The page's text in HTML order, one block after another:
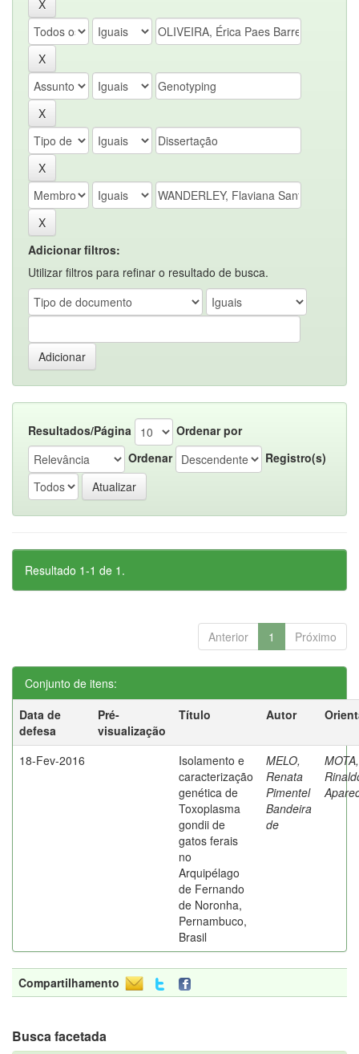
Adicionar filtros:
Utilizar filtros para refinar o resultado de busca.
Resultados/Página
Ordenar por
Ordenar
Registro(s)
Resultado 1-1 de 1.
Anterior 1 Próximo
Conjunto de itens:
Data de
defesa
Pré-
visualização
Título Autor
18-Fev-2016
Isolamento e
caracterização
genética de
Toxoplasma
gondii de
gatos ferais
no
Arquipélago
de Fernando
de Noronha,
Pernambuco,
Brasil
MELO,
Renata
Pimentel
Bandeira
de
MOTA,
Compartilhamento
Busca facetada